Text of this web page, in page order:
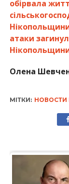
обірвала
атаки
Олена
МІТКИ: НОВОСТИ